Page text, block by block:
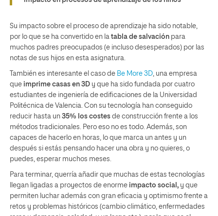
Su impacto sobre el proceso de aprendizaje ha sido notable,
por lo que se ha convertido en la tabla de salvación para
muchos padres preocupados (e incluso desesperados) por las
notas de sus hijos en esta asignatura.
También es interesante el caso de Be More 3D, una empresa
que imprime casas en 3D y que ha sido fundada por cuatro
estudiantes de ingeniería de edificaciones de la Universidad
Politécnica de Valencia. Con su tecnología han conseguido
reducir hasta un 35% los costes de construcción frente a los
métodos tradicionales. Pero eso no es todo. Además, son
capaces de hacerlo en horas, lo que marca un antes y un
después si estás pensando hacer una obra y no quieres, o
puedes, esperar muchos meses.
Para terminar, querría añadir que muchas de estas tecnologías
llegan ligadas a proyectos de enorme impacto social, y que
permiten luchar además con gran eficacia y optimismo frente a
retos y problemas históricos (cambio climático, enfermedades